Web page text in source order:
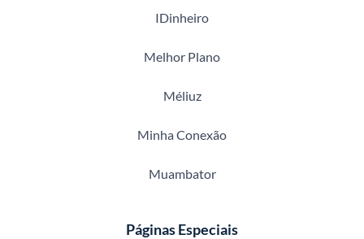
IDinheiro
Melhor Plano
Méliuz
Minha Conexão
Muambator
Páginas Especiais